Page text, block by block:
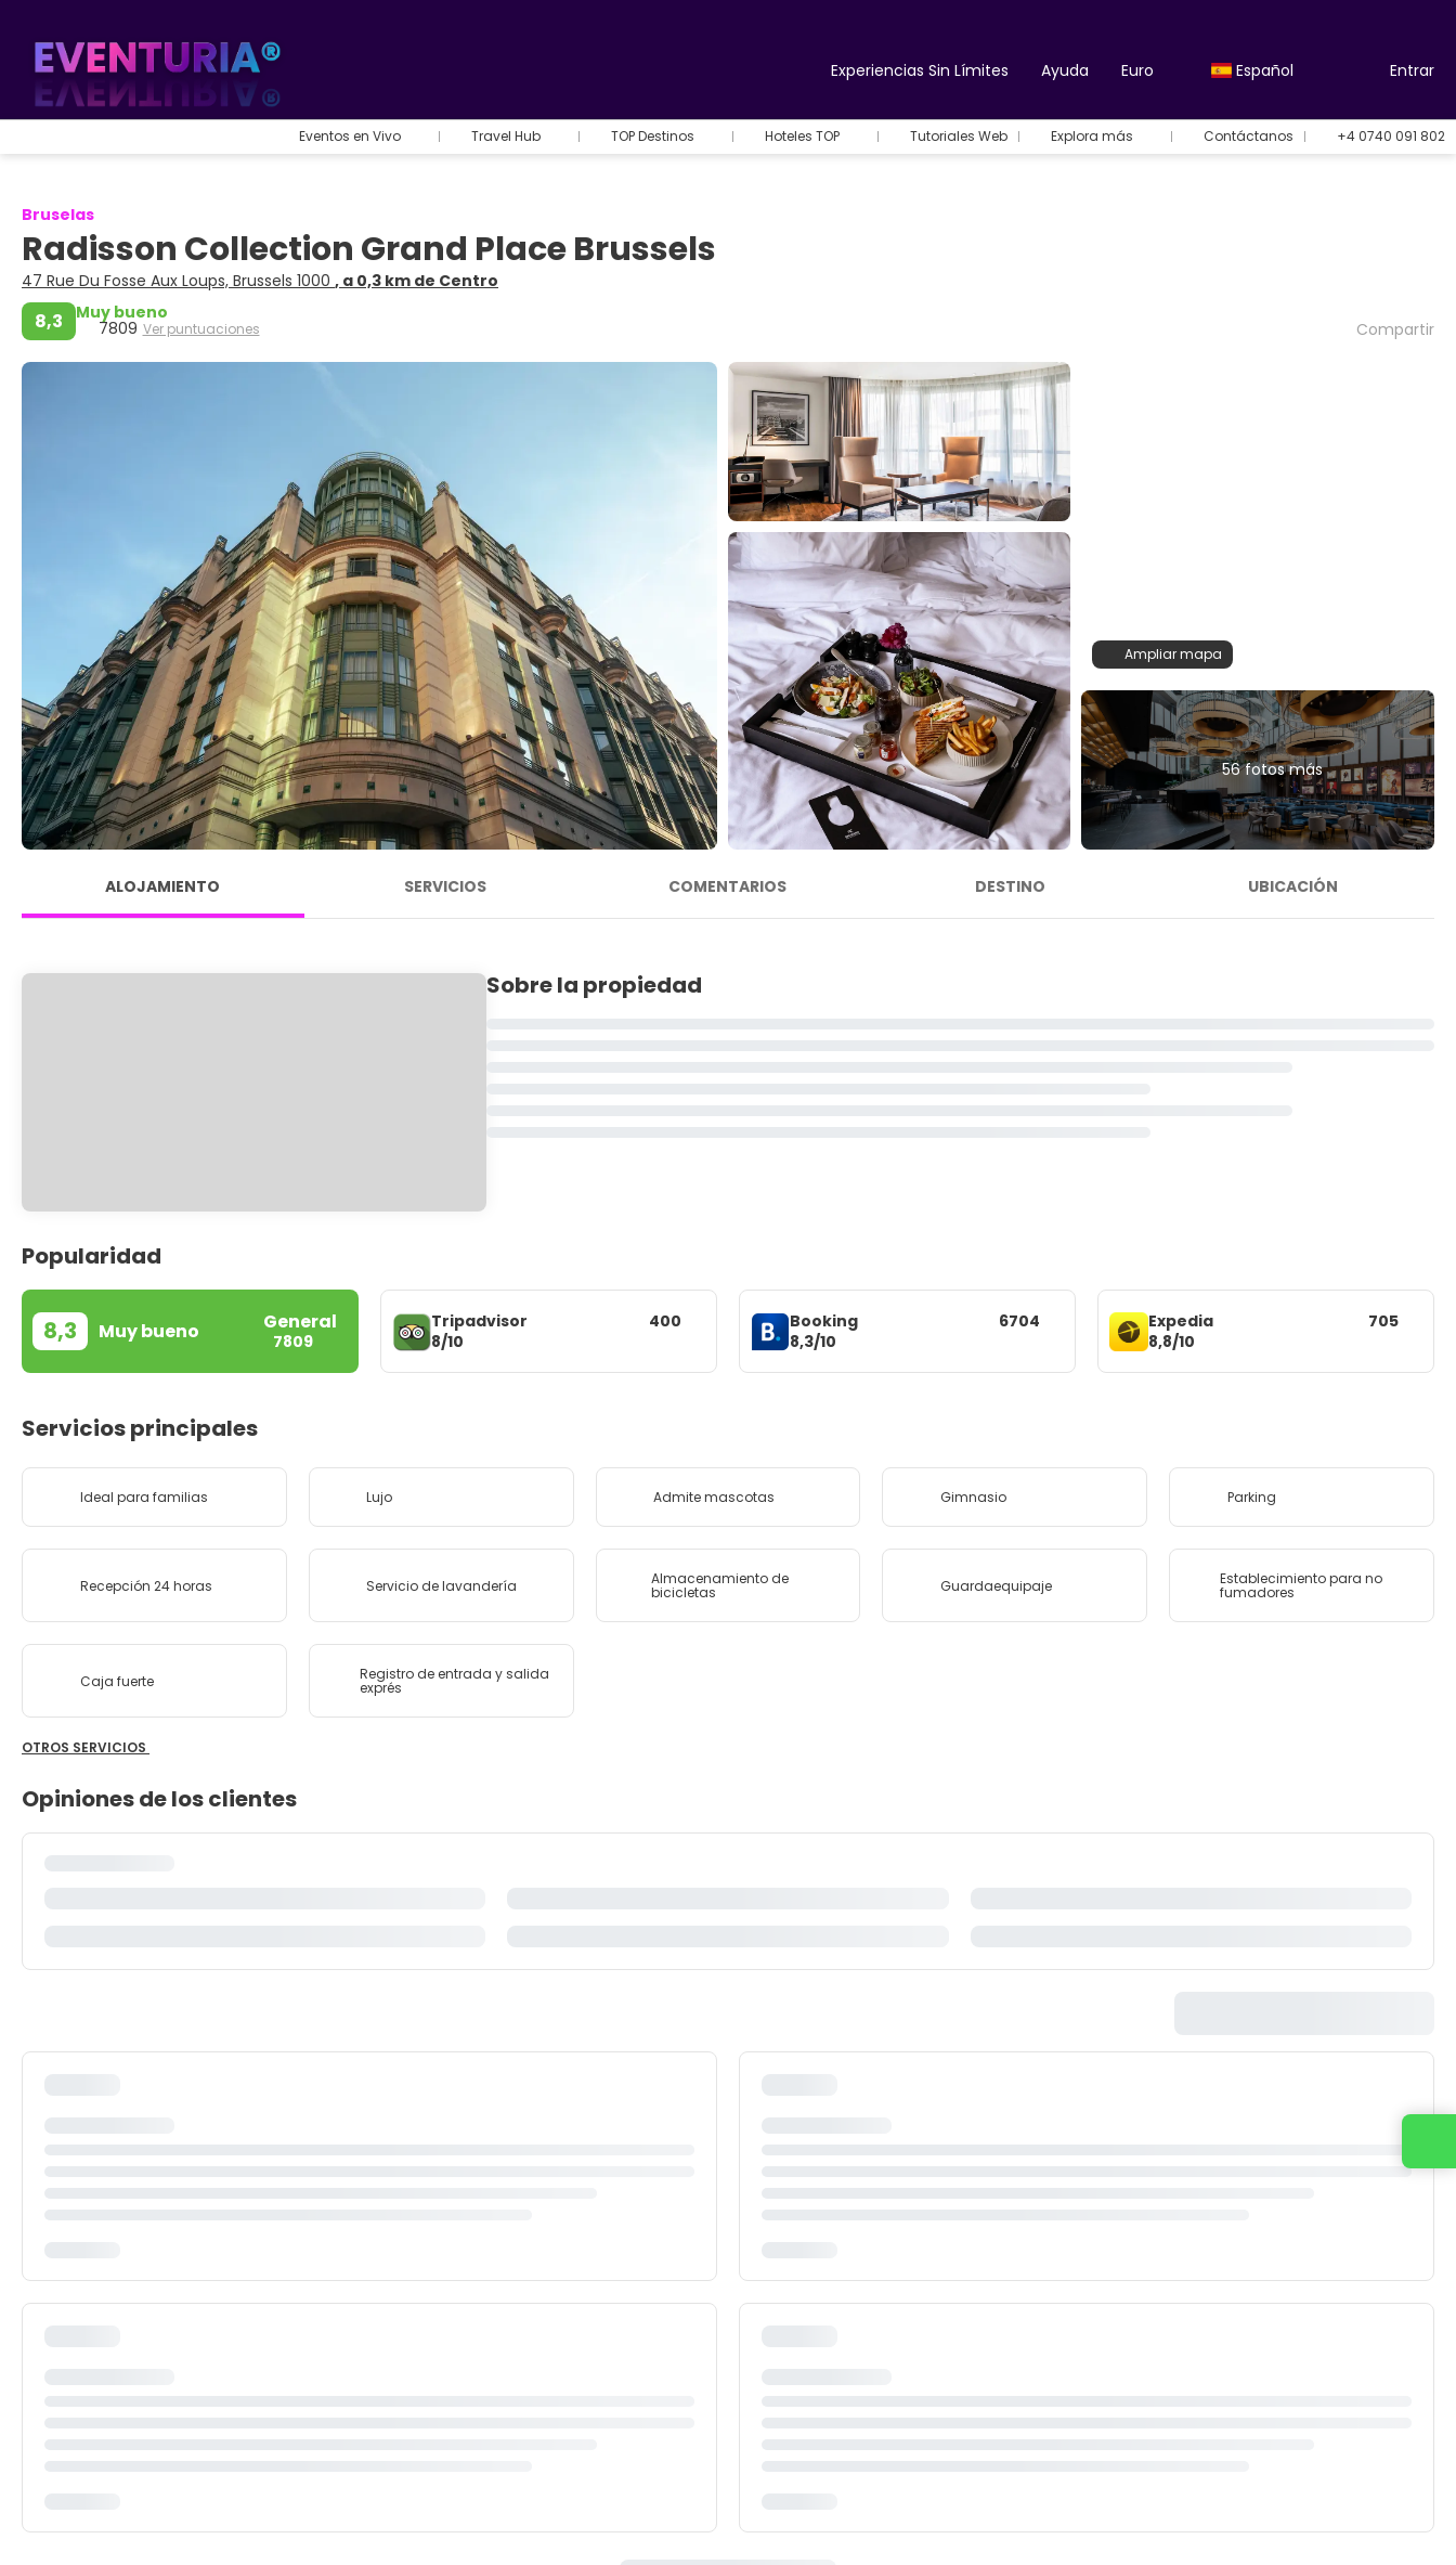
Experiencias Sin Límites Ayuda Euro Español Entrar
Eventos en Vivo Travel Hub TOP Destinos Hoteles TOP Tutoriales Web Explora más Contáctanos +4 0740 091 802
Bruselas
Radisson Collection Grand Place Brussels
47 Rue Du Fosse Aux Loups, Brussels 1000 , a 0,3 km de Centro
8,3 Muy bueno
7809 Ver puntuaciones Compartir
Ampliar mapa
56 fotos más
ALOJAMIENTO SERVICIOS COMENTARIOS DESTINO UBICACIÓN
Sobre la propiedad
Popularidad
8,3 Muy bueno General
7809
Tripadvisor
8/10
400
Booking
8,3/10
6704
Expedia
8,8/10
705
Servicios principales
Ideal para familias Lujo Admite mascotas Gimnasio Parking
Recepción 24 horas Servicio de lavandería Almacenamiento de
bicicletas Guardaequipaje Establecimiento para no
fumadores
Caja fuerte Registro de entrada y salida
exprés
OTROS SERVICIOS
Opiniones de los clientes